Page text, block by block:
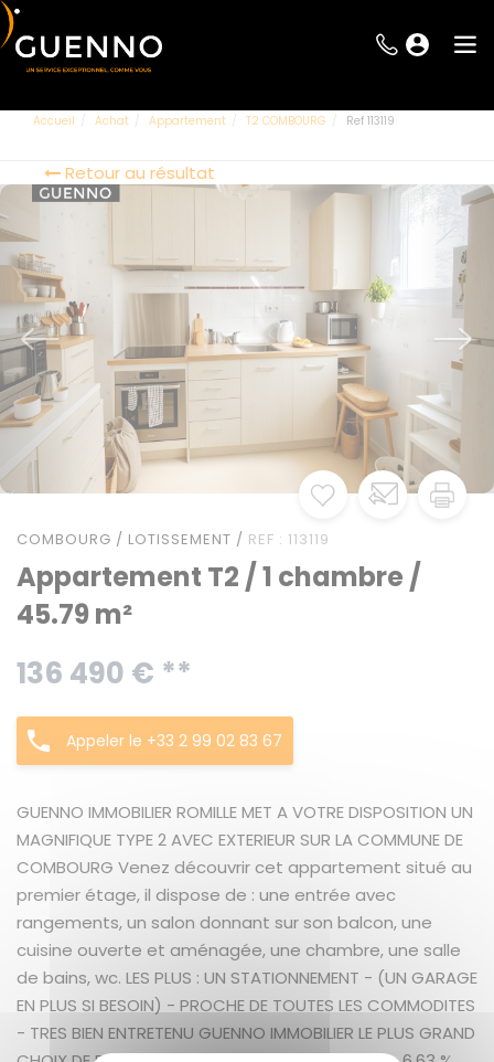
Accueil Achat Appartement T2 COMBOURG Ref 113119
Retour au résultat
COMBOURG / LOTISSEMENT / REF : 113119
Appartement T2 / 1 chambre /
45.79 m²
136 490 € **
Appeler le +33 2 99 02 83 67
GUENNO IMMOBILIER ROMILLE MET A VOTRE DISPOSITION UN
MAGNIFIQUE TYPE 2 AVEC EXTERIEUR SUR LA COMMUNE DE
COMBOURG Venez découvrir cet appartement situé au
premier étage, il dispose de : une entrée avec
rangements, un salon donnant sur son balcon, une
cuisine ouverte et aménagée, une chambre, une salle
de bains, wc. LES PLUS : UN STATIONNEMENT - (UN GARAGE
EN PLUS SI BESOIN) - PROCHE DE TOUTES LES COMMODITES
- TRES BIEN ENTRETENU GUENNO IMMOBILIER LE PLUS GRAND